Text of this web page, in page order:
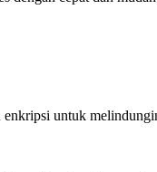
enkripsi untuk